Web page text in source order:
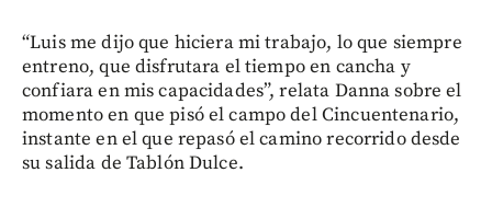
“Luis me dijo que hiciera mi trabajo, lo que siempre
entreno, que disfrutara el tiempo en cancha y
confiara en mis capacidades”, relata Danna sobre el
momento en que pisó el campo del Cincuentenario,
instante en el que repasó el camino recorrido desde
su salida de Tablón Dulce.